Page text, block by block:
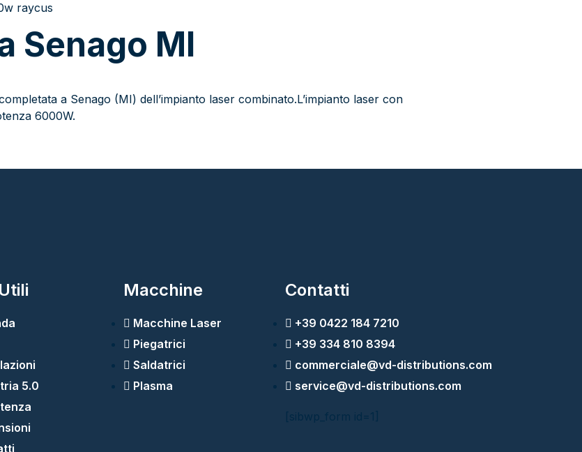
raycus
Senago MI
a Senago (MI) dell’impianto laser combinato.L’impianto laser con
6000W.
5.0
Macchine
Macchine Laser
Piegatrici
Saldatrici
Plasma
Contatti
+39 0422 184 7210
+39 334 810 8394
commerciale@vd-distributions.com
service@vd-distributions.com
[sibwp_form id=1]